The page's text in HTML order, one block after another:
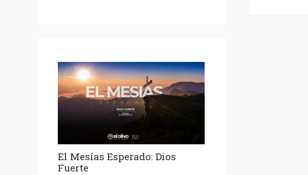
El Mesías Esperado: Dios
Fuerte